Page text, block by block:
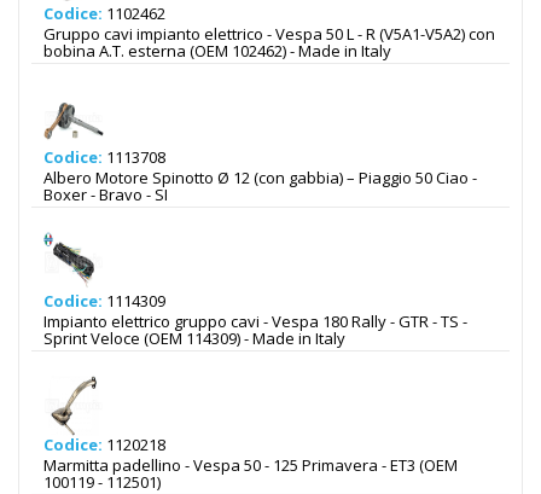
Codice: 1102462
Gruppo cavi impianto elettrico - Vespa 50 L - R (V5A1-V5A2) con
bobina A.T. esterna (OEM 102462) - Made in Italy
Codice: 1113708
Albero Motore Spinotto Ø 12 (con gabbia) – Piaggio 50 Ciao -
Boxer - Bravo - SI
Codice: 1114309
Impianto elettrico gruppo cavi - Vespa 180 Rally - GTR - TS -
Sprint Veloce (OEM 114309) - Made in Italy
Codice: 1120218
Marmitta padellino - Vespa 50 - 125 Primavera - ET3 (OEM
100119 - 112501)